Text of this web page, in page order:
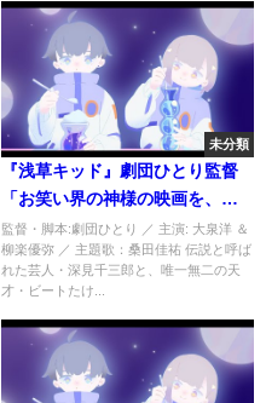
未分類
『浅草キッド』劇団ひとり監督
「お笑い界の神様の映画を、僕
は撮っちゃったわけです」-
Netflix
監督・脚本:劇団ひとり ／ 主演: 大泉洋 ＆
柳楽優弥 ／ 主題歌：桑田佳祐 伝説と呼ば
れた芸人・深見千三郎と、唯一無二の天
才・ビートたけ...